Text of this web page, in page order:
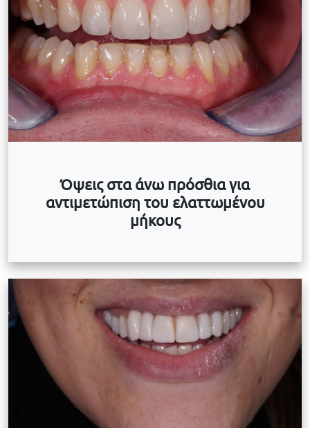
Όψεις στα άνω πρόσθια για
αντιμετώπιση του ελαττωμένου
μήκους